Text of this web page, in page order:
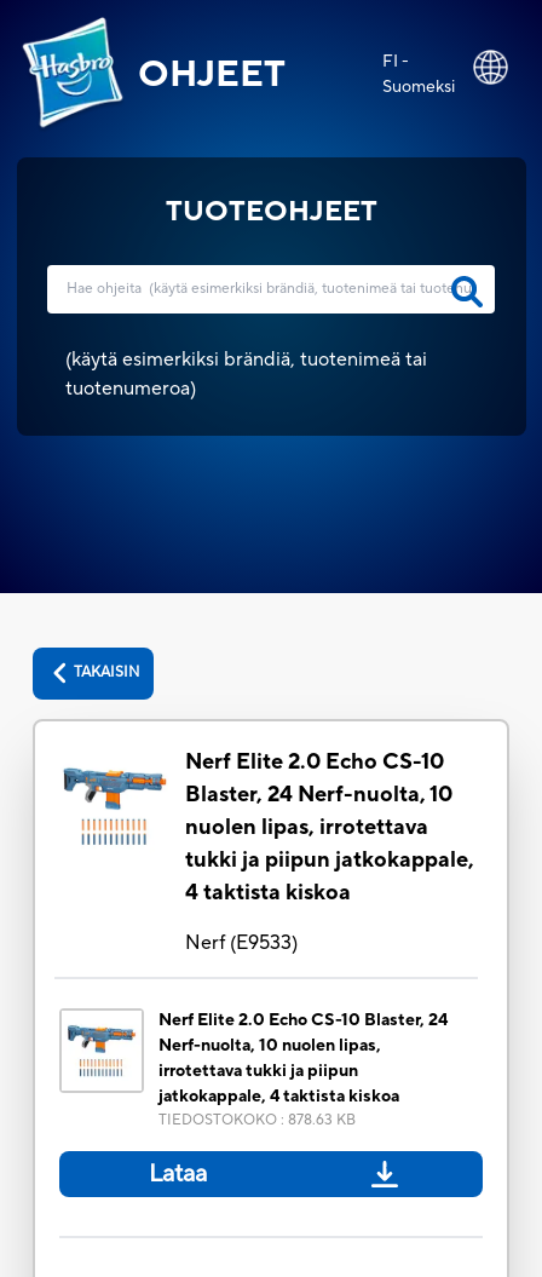
OHJEET
FI -
Suomeksi
TUOTEOHJEET
(käytä esimerkiksi brändiä, tuotenimeä tai
tuotenumeroa)
TAKAISIN
Nerf Elite 2.0 Echo CS-10
Blaster, 24 Nerf-nuolta, 10
nuolen lipas, irrotettava
tukki ja piipun jatkokappale,
4 taktista kiskoa
Nerf(E9533)
Nerf Elite 2.0 Echo CS-10 Blaster, 24
Nerf-nuolta, 10 nuolen lipas,
irrotettava tukki ja piipun
jatkokappale, 4 taktista kiskoa
TIEDOSTOKOKO: 878.63 KB
Lataa